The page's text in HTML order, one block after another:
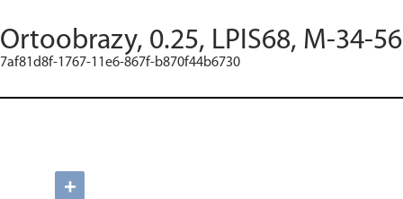
Ortoobrazy, 0.25, LPIS68, M-34-
7af81d8f-1767-11e6-867f-b870f44b6730
+